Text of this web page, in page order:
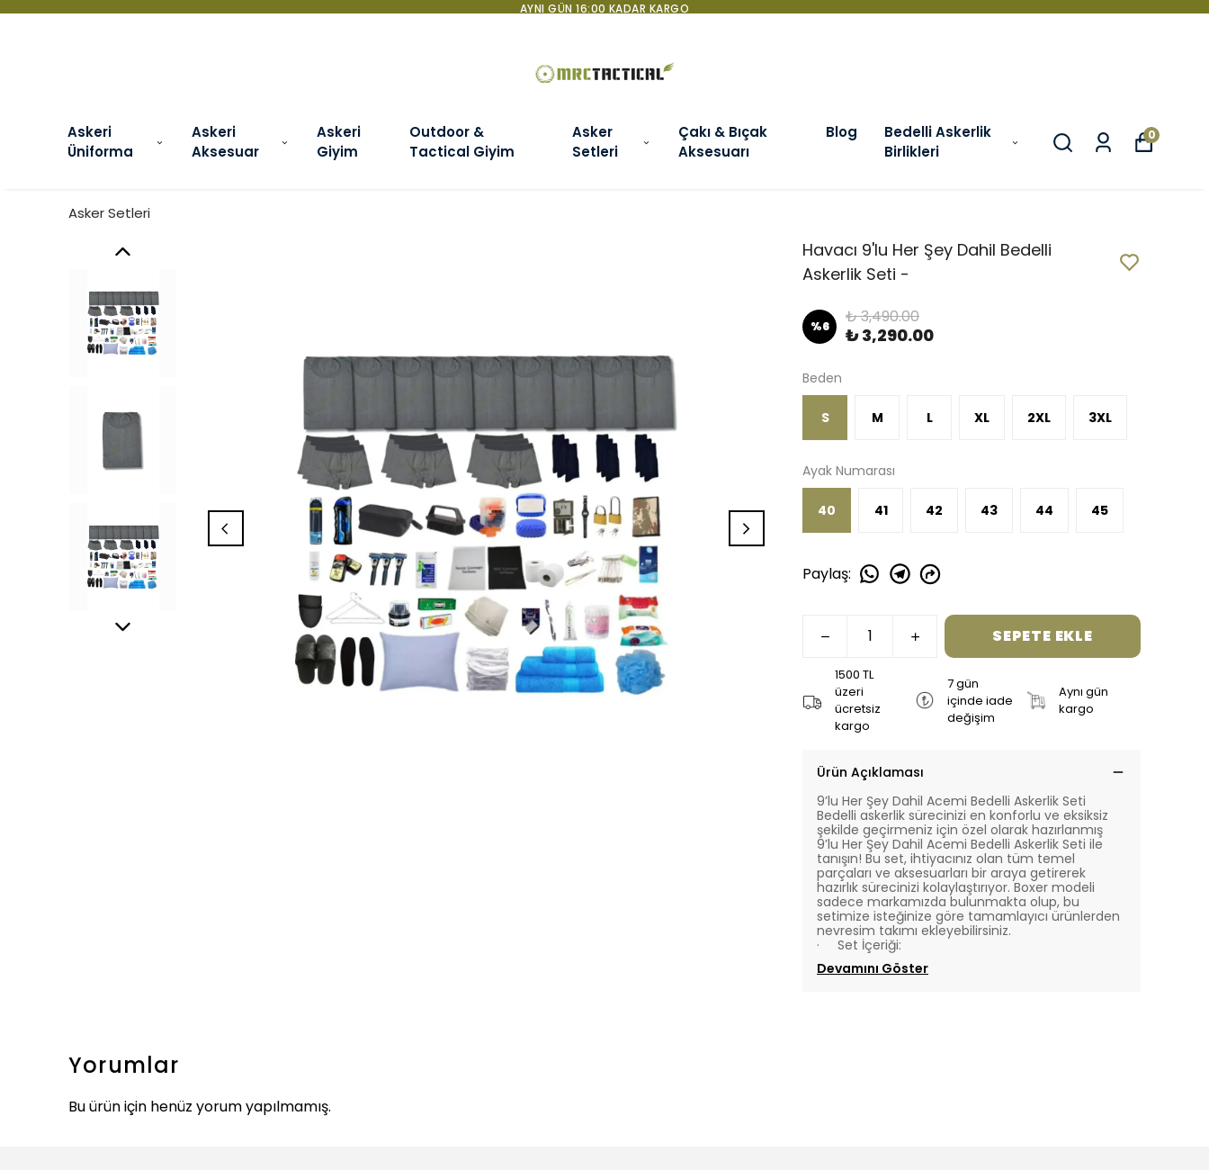
+90 850 840 06 03 BILGI DANIŞMA VE SATIN ALMA HATTI
Askeri
Üniforma
Askeri
Aksesuar
Askeri
Giyim
Outdoor &
Tactical Giyim
Asker
Setleri
Çakı & Bıçak
Aksesuarı
Blog
Bedelli Askerlik
Birlikleri
0
Asker Setleri
Havacı 9'lu Her Şey Dahil Bedelli
Askerlik Seti -
%6 ₺ 3,490.00
₺ 3,290.00
Beden
S M L XL 2XL 3XL
Ayak Numarası
40 41 42 43 44 45
Paylaş:
SEPETE EKLE
1500 TL
üzeri
ücretsiz
kargo
7 gün
içinde iade
değişim
Aynı gün
kargo
Ürün Açıklaması
9’lu Her Şey Dahil Acemi Bedelli Askerlik Seti
Bedelli askerlik sürecinizi en konforlu ve eksiksiz
şekilde geçirmeniz için özel olarak hazırlanmış
9’lu Her Şey Dahil Acemi Bedelli Askerlik Seti ile
tanışın! Bu set, ihtiyacınız olan tüm temel
parçaları ve aksesuarları bir araya getirerek
hazırlık sürecinizi kolaylaştırıyor. Boxer modeli
sadece markamızda bulunmakta olup, bu
setimize isteğinize göre tamamlayıcı ürünlerden
nevresim takımı ekleyebilirsiniz.
·
Set İçeriği:
Devamını Göster
Yorumlar
Bu ürün için henüz yorum yapılmamış.